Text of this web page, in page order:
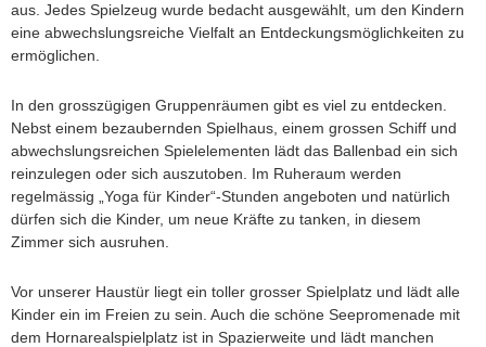
aus. Jedes Spielzeug wurde bedacht ausgewählt, um den Kindern
eine abwechslungsreiche Vielfalt an Entdeckungsmöglichkeiten zu
ermöglichen.
In den grosszügigen Gruppenräumen gibt es viel zu entdecken.
Nebst einem bezaubernden Spielhaus, einem grossen Schiff und
abwechslungsreichen Spielelementen lädt das Ballenbad ein sich
reinzulegen oder sich auszutoben. Im Ruheraum werden
regelmässig „Yoga für Kinder“-Stunden angeboten und natürlich
dürfen sich die Kinder, um neue Kräfte zu tanken, in diesem
Zimmer sich ausruhen.
Vor unserer Haustür liegt ein toller grosser Spielplatz und lädt alle
Kinder ein im Freien zu sein. Auch die schöne Seepromenade mit
dem Hornarealspielplatz ist in Spazierweite und lädt manchen